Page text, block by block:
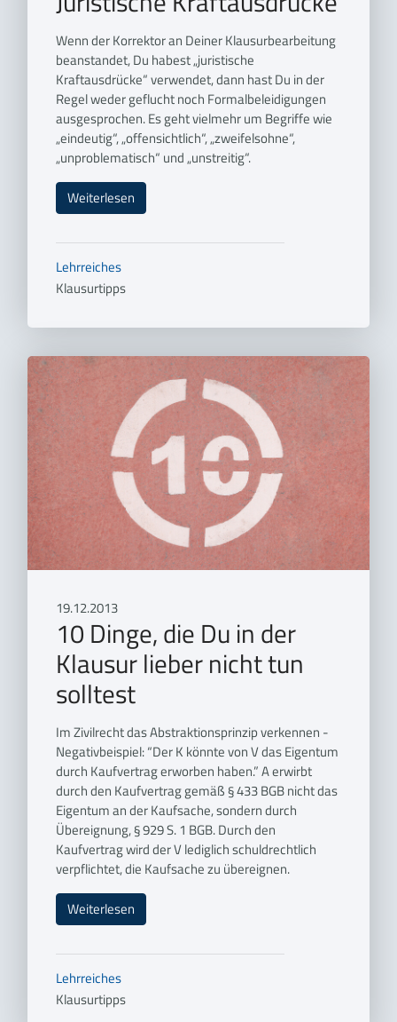
Wenn der Korrektor an Deiner Klausurbearbeitung
beanstandet, Du habest „juristische
Kraftausdrücke“ verwendet, dann hast Du in der
Regel weder geflucht noch Formalbeleidigungen
ausgesprochen. Es geht vielmehr um Begriffe wie
„eindeutig“, „offensichtlich“, „zweifelsohne“,
„unproblematisch“ und „unstreitig“.
Weiterlesen
Lehrreiches
Klausurtipps
19.12.2013
10 Dinge, die Du in der
Klausur lieber nicht tun
solltest
Im Zivilrecht das Abstraktionsprinzip verkennen -
Negativbeispiel: “Der K könnte von V das Eigentum
durch Kaufvertrag erworben haben.” A erwirbt
durch den Kaufvertrag gemäß § 433 BGB nicht das
Eigentum an der Kaufsache, sondern durch
Übereignung, § 929 S. 1 BGB. Durch den
Kaufvertrag wird der V lediglich schuldrechtlich
verpflichtet, die Kaufsache zu übereignen.
Weiterlesen
Lehrreiches
Klausurtipps